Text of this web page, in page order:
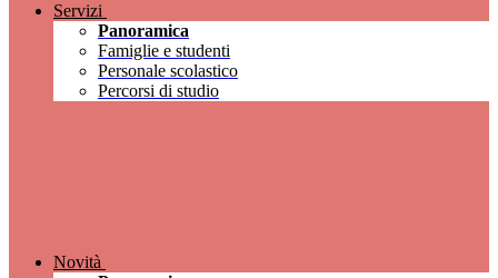
Servizi
Panoramica
Famiglie e studenti
Personale scolastico
Percorsi di studio
Novità